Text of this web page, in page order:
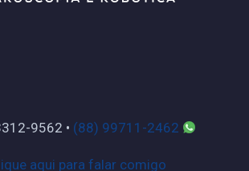
9562 • (88) 99711-2462
aqui para falar comigo